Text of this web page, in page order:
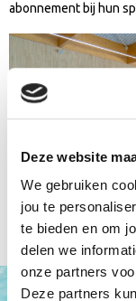
Deze website
We gebruiken
jou te
te bieden en om
delen we
onze partners
Deze partners
abonnement bij hun